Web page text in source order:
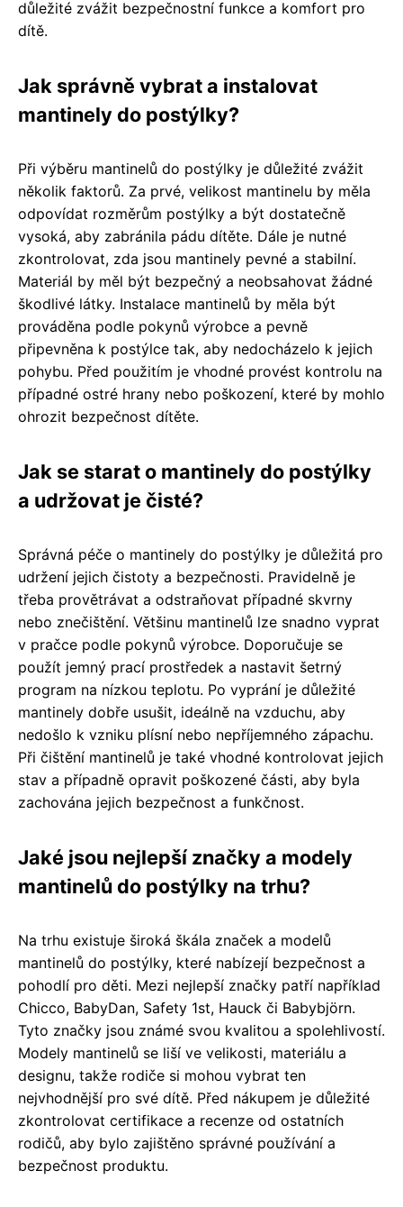
důležité zvážit bezpečnostní funkce a komfort pro
dítě.
Jak správně vybrat a instalovat
mantinely do postýlky?
Při výběru mantinelů do postýlky je důležité zvážit
několik faktorů. Za prvé, velikost mantinelu by měla
odpovídat rozměrům postýlky a být dostatečně
vysoká, aby zabránila pádu dítěte. Dále je nutné
zkontrolovat, zda jsou mantinely pevné a stabilní.
Materiál by měl být bezpečný a neobsahovat žádné
škodlivé látky. Instalace mantinelů by měla být
prováděna podle pokynů výrobce a pevně
připevněna k postýlce tak, aby nedocházelo k jejich
pohybu. Před použitím je vhodné provést kontrolu na
případné ostré hrany nebo poškození, které by mohlo
ohrozit bezpečnost dítěte.
Jak se starat o mantinely do postýlky
a udržovat je čisté?
Správná péče o mantinely do postýlky je důležitá pro
udržení jejich čistoty a bezpečnosti. Pravidelně je
třeba provětrávat a odstraňovat případné skvrny
nebo znečištění. Většinu mantinelů lze snadno vyprat
v pračce podle pokynů výrobce. Doporučuje se
použít jemný prací prostředek a nastavit šetrný
program na nízkou teplotu. Po vyprání je důležité
mantinely dobře usušit, ideálně na vzduchu, aby
nedošlo k vzniku plísní nebo nepříjemného zápachu.
Při čištění mantinelů je také vhodné kontrolovat jejich
stav a případně opravit poškozené části, aby byla
zachována jejich bezpečnost a funkčnost.
Jaké jsou nejlepší značky a modely
mantinelů do postýlky na trhu?
Na trhu existuje široká škála značek a modelů
mantinelů do postýlky, které nabízejí bezpečnost a
pohodlí pro děti. Mezi nejlepší značky patří například
Chicco, BabyDan, Safety 1st, Hauck či Babybjörn.
Tyto značky jsou známé svou kvalitou a spolehlivostí.
Modely mantinelů se liší ve velikosti, materiálu a
designu, takže rodiče si mohou vybrat ten
nejvhodnější pro své dítě. Před nákupem je důležité
zkontrolovat certifikace a recenze od ostatních
rodičů, aby bylo zajištěno správné používání a
bezpečnost produktu.